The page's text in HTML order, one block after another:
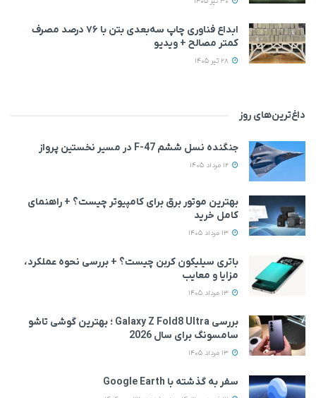
ابداع فناوری چاپ سه‌بعدی بتن با ۷۶ درصد مصرف
کمتر مصالح + ویدیو
داغ‌ترین‌های روز
جنگنده نسل ششم F-47 در مسیر نخستین پرواز
بهترین موتور برق برای کامپیوتر چیست؟ + راهنمای
کامل خرید
باتری سیلیکون کربن چیست؟ + بررسی نحوه عملکرد،
مزایا و معایب
بررسی Galaxy Z Fold8 Ultra ؛ بهترین گوشی تاشو
سامسونگ برای سال 2026
سفر به گذشته با Google Earth